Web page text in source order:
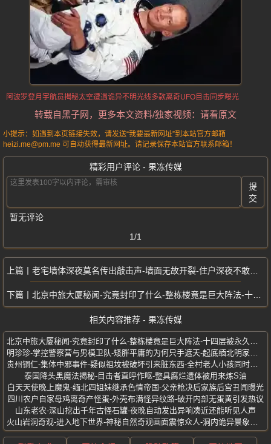
阿波罗登月宇航员揭秘太空遭遇诡异不明光线多款离奇UFO目击同步曝光
转载自黑子网，更多本文资料/独家视频：请看原文
小提示：如遇到本页链接失效，请发送“我要最新网址”到本站官方邮箱
heizi.me@pm.me 可自动获得最新网址。请记录保存本站官方联系邮箱！
精彩用户评论 - 果冻传媒
提
交
暂无评论
1/1
老宅墙体深夜莫名传出敲击声-墙面无故开裂-住户深夜不敢独自居家
北京中旅大厦秘闻-究竟封印了什么-整栋楼竟是巨大阵法-十四层被永久封印
相关内容推荐 - 果冻传媒
泰国降头黑魔法揭秘-目击者直呼作呕-整具腐烂遗体被用来炼S油
白天天使晚上魔鬼-缅北四姐妹继承色情帝国-父亲枪决后家族后宫丑闻曝光
四川农户自家母鸡离奇产怪蛋-外壳布满怪异纹路-破开内部无蛋黄引发热议
山东老农-深山挖出千年古怪石罐-夜晚自动发出异响凑近还能听见人声